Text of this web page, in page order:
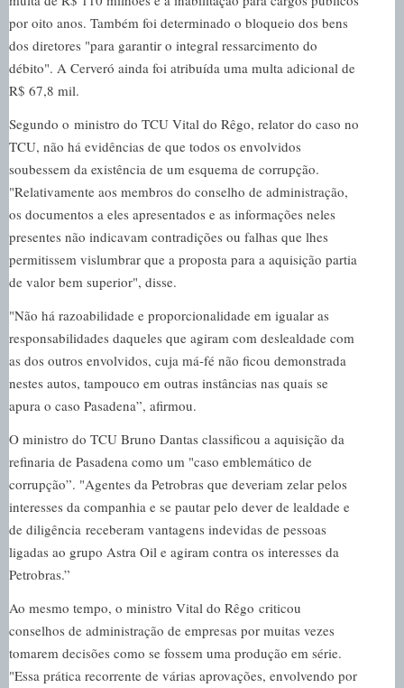
por oito anos. Também foi determinado o bloqueio dos bens
dos diretores "para garantir o integral ressarcimento do
débito". A Cerveró ainda foi atribuída uma multa adicional de
R$ 67,8 mil.
Segundo o ministro do TCU Vital do Rêgo, relator do caso no
TCU, não há evidências de que todos os envolvidos
soubessem da existência de um esquema de corrupção.
"Relativamente aos membros do conselho de administração,
os documentos a eles apresentados e as informações neles
presentes não indicavam contradições ou falhas que lhes
permitissem vislumbrar que a proposta para a aquisição partia
de valor bem superior", disse.
"Não há razoabilidade e proporcionalidade em igualar as
responsabilidades daqueles que agiram com deslealdade com
as dos outros envolvidos, cuja má-fé não ficou demonstrada
nestes autos, tampouco em outras instâncias nas quais se
apura o caso Pasadena”, afirmou.
O ministro do TCU Bruno Dantas classificou a aquisição da
refinaria de Pasadena como um "caso emblemático de
corrupção”. "Agentes da Petrobras que deveriam zelar pelos
interesses da companhia e se pautar pelo dever de lealdade e
de diligência receberam vantagens indevidas de pessoas
ligadas ao grupo Astra Oil e agiram contra os interesses da
Petrobras.”
Ao mesmo tempo, o ministro Vital do Rêgo criticou
conselhos de administração de empresas por muitas vezes
tomarem decisões como se fossem uma produção em série.
"Essa prática recorrente de várias aprovações, envolvendo por